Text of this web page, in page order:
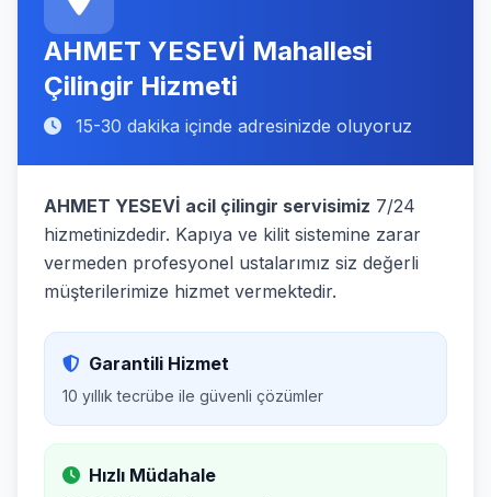
AHMET YESEVİ Mahallesi
Çilingir Hizmeti
15-30 dakika içinde adresinizde oluyoruz
AHMET YESEVİ acil çilingir servisimiz 7/24
hizmetinizdedir. Kapıya ve kilit sistemine zarar
vermeden profesyonel ustalarımız siz değerli
müşterilerimize hizmet vermektedir.
Garantili Hizmet
10 yıllık tecrübe ile güvenli çözümler
Hızlı Müdahale